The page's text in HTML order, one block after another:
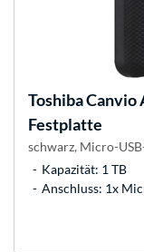
ToshibaCanvio
Festplatte
schwarz, Micro-
Kapazität: 1 TB
Anschluss: 1x